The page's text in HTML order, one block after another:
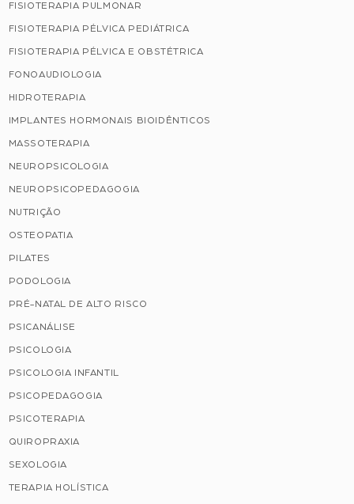
FISIOTERAPIA PULMONAR
FISIOTERAPIA PÉLVICA PEDIÁTRICA
FISIOTERAPIA PÉLVICA E OBSTÉTRICA
FONOAUDIOLOGIA
HIDROTERAPIA
IMPLANTES HORMONAIS BIOIDÊNTICOS
MASSOTERAPIA
NEUROPSICOLOGIA
NEUROPSICOPEDAGOGIA
NUTRIÇÃO
OSTEOPATIA
PILATES
PODOLOGIA
PRÉ-NATAL DE ALTO RISCO
PSICANÁLISE
PSICOLOGIA
PSICOLOGIA INFANTIL
PSICOPEDAGOGIA
PSICOTERAPIA
QUIROPRAXIA
SEXOLOGIA
TERAPIA HOLÍSTICA